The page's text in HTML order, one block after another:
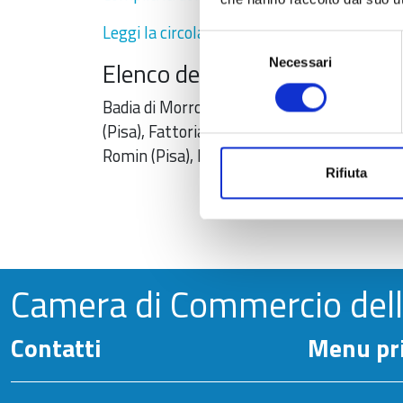
Selezione
Necessari
Rifiuta
Leggi la circolare informativa Vinitaly 2024
Elenco delle aziende
Badia di Morrona (Pisa), Cantina Biagiotti
(Pisa), Fattoria Fibbiano(Pisa), Fattoria
Romin (Pisa), Podere Marcampo (Pisa),
Camera di Commercio
Contatti Menu